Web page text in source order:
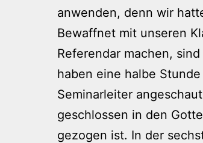
anwenden, denn wir
Bewaffnet mit unseren
Referendar machen,
haben eine halbe
Seminarleiter
geschlossen in den
gezogen ist. In der